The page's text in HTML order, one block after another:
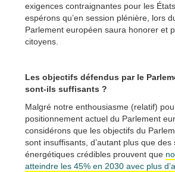
exigences contraignantes pour les
espérons qu’en session plénière, lors
Parlement européen saura honorer et
citoyens.
Les objectifs défendus par le
sont-ils suffisants ?
Malgré notre enthousiasme (relatif)
positionnement actuel du Parlement
considérons que les objectifs du
sont insuffisants, d’autant plus que des
énergétiques crédibles prouvent que
atteindre les 45% en 2030 avec plus